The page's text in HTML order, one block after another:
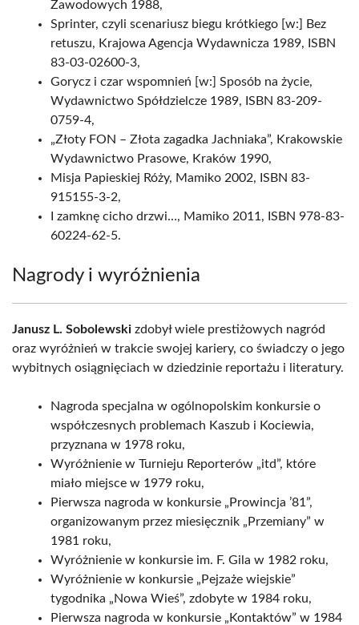
Zawodowych 1988,
Sprinter, czyli scenariusz biegu krótkiego [w:] Bez
retuszu, Krajowa Agencja Wydawnicza 1989, ISBN
83-03-02600-3,
Gorycz i czar wspomnień [w:] Sposób na życie,
Wydawnictwo Spółdzielcze 1989, ISBN 83-209-
0759-4,
„Złoty FON – Złota zagadka Jachniaka”, Krakowskie
Wydawnictwo Prasowe, Kraków 1990,
Misja Papieskiej Róży, Mamiko 2002, ISBN 83-
915155-3-2,
I zamknę cicho drzwi…, Mamiko 2011, ISBN 978-83-
60224-62-5.
Nagrody i wyróżnienia
Janusz L. Sobolewski zdobył wiele prestiżowych nagród
oraz wyróżnień w trakcie swojej kariery, co świadczy o jego
wybitnych osiągnięciach w dziedzinie reportażu i literatury.
Nagroda specjalna w ogólnopolskim konkursie o
współczesnych problemach Kaszub i Kociewia,
przyznana w 1978 roku,
Wyróżnienie w Turnieju Reporterów „itd”, które
miało miejsce w 1979 roku,
Pierwsza nagroda w konkursie „Prowincja ’81”,
organizowanym przez miesięcznik „Przemiany” w
1981 roku,
Wyróżnienie w konkursie im. F. Gila w 1982 roku,
Wyróżnienie w konkursie „Pejzaże wiejskie”
tygodnika „Nowa Wieś”, zdobyte w 1984 roku,
Pierwsza nagroda w konkursie „Kontaktów” w 1984